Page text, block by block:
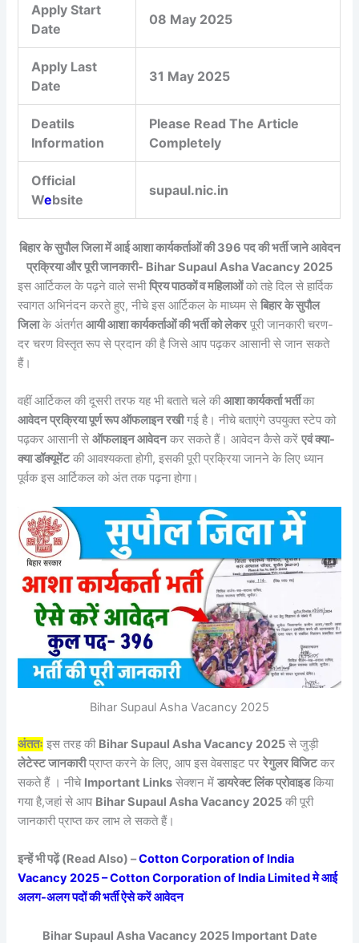
Apply Start
Date
08 May 2025
Apply Last
Date
31 May 2025
Deatils
Information
Please Read The Article
Completely
Official
Website
supaul.nic.in
बिहार के सुपौल जिला में आई आशा कार्यकर्ताओं की 396 पद की भर्ती जाने आवेदन
प्रक्रिया और पूरी जानकारी- Bihar Supaul Asha Vacancy 2025
इस आर्टिकल के पढ़ने वाले सभीप्रिय पाठकों व महिलाओंको तहे दिल से हार्दिक
स्वागत अभिनंदन करते हुए, नीचे इस आर्टिकल के माध्यम सेबिहार के सुपौल
जिलाके अंतर्गतआयी आशा कार्यकर्ताओं की भर्ती को लेकरपूरी जानकारी चरण-
दर चरण विस्तृत रूप से प्रदान की है जिसे आप पढ़कर आसानी से जान सकते
हैं।
वहीं आर्टिकल की दूसरी तरफ यह भी बताते चले कीआशा कार्यकर्ता भर्तीका
आवेदन प्रक्रिया पूर्ण रूप ऑफलाइन रखीगई है। नीचे बताएंगे उपयुक्त स्टेप को
पढ़कर आसानी सेऑफलाइन आवेदनकर सकते हैं। आवेदन कैसे करेंएवं क्या-
क्या डॉक्यूमेंटकी आवश्यकता होगी, इसकी पूरी प्रक्रिया जानने के लिए ध्यान
पूर्वक इस आर्टिकल को अंत तक पढ़ना होगा।
Bihar Supaul Asha Vacancy 2025
अंततः इस तरह की Bihar Supaul Asha Vacancy 2025 से जुड़ी
लेटेस्ट जानकारीप्राप्त करने के लिए, आप इस वेबसाइट पररेगुलर विजिटकर
सकते हैं । नीचे Important Links सेक्शन मेंडायरेक्ट लिंक प्रोवाइडकिया
गया है,जहां से आप Bihar Supaul Asha Vacancy 2025 की पूरी
जानकारी प्राप्त कर लाभ ले सकते हैं।
इन्हें भी पढ़ें (Read Also) –Cotton Corporation of India
Vacancy 2025 – Cotton Corporation of India Limited मे आई
अलग-अलग पदों की भर्ती ऐसे करें आवेदन
Bihar Supaul Asha Vacancy 2025 Important Date